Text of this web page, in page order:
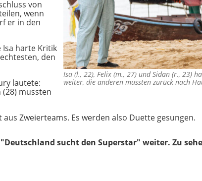
Isa (l., 22), Felix (m., 27) und Sidan (r., 23)
weiter, die anderen mussten zurück nach
von
wenn
er in den
Isa harte Kritik
den
lautete:
(28) mussten
Zweierteams. Es werden also Duette gesungen.
sucht den Superstar" weiter. Zu